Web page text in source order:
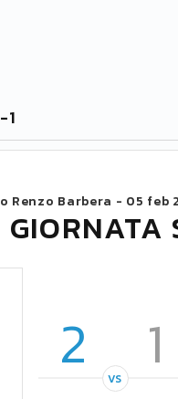
1
Renzo Barbera - 05 feb
2 1
VS